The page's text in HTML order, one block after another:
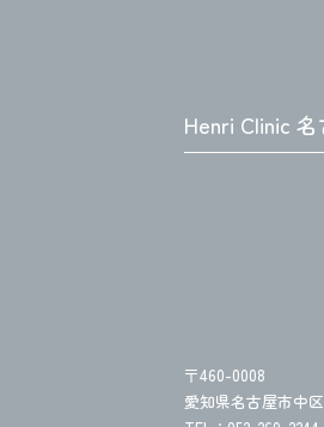
Henri Clinic
〒460-0008
愛知県名古屋市中